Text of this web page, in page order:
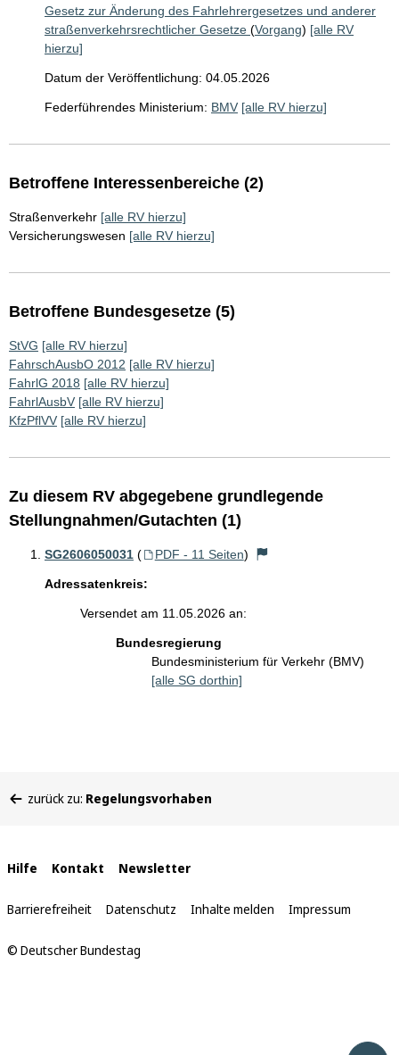
Gesetz zur Änderung des Fahrlehrergesetzes und anderer
straßenverkehrsrechtlicher Gesetze (Vorgang) [alle RV
hierzu]
Datum der Veröffentlichung: 04.05.2026
Federführendes Ministerium: BMV [alle RV hierzu]
Betroffene Interessenbereiche (2)
Straßenverkehr [alle RV hierzu]
Versicherungswesen [alle RV hierzu]
Betroffene Bundesgesetze (5)
StVG [alle RV hierzu]
FahrschAusbO 2012 [alle RV hierzu]
FahrlG 2018 [alle RV hierzu]
FahrlAusbV [alle RV hierzu]
KfzPflVV [alle RV hierzu]
Zu diesem RV abgegebene grundlegende
Stellungnahmen/Gutachten (1)
SG2606050031 ( PDF - 11 Seiten)
Adressatenkreis:
Versendet am 11.05.2026 an:
Bundesregierung
Bundesministerium für Verkehr (BMV)
[alle SG dorthin]
befinden
zurück zu: Regelungsvorhaben
Interne
Links
Hilfe Kontakt Newsletter
Barrierefreiheit Datenschutz Inhalte melden Impressum
© Deutscher Bundestag